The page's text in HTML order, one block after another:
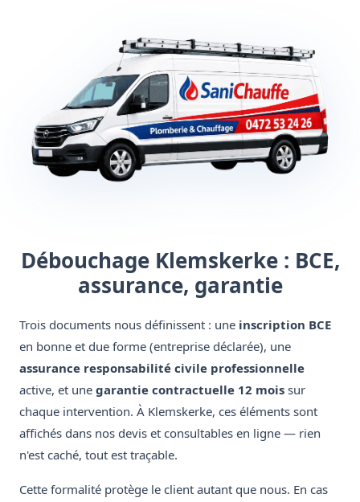
Débouchage Klemskerke : BCE,
assurance, garantie
Trois documents nous définissent : une inscription BCE
en bonne et due forme (entreprise déclarée), une
assurance responsabilité civile professionnelle
active, et une garantie contractuelle 12 mois sur
chaque intervention. À Klemskerke, ces éléments sont
affichés dans nos devis et consultables en ligne — rien
n'est caché, tout est traçable.
Cette formalité protège le client autant que nous. En cas